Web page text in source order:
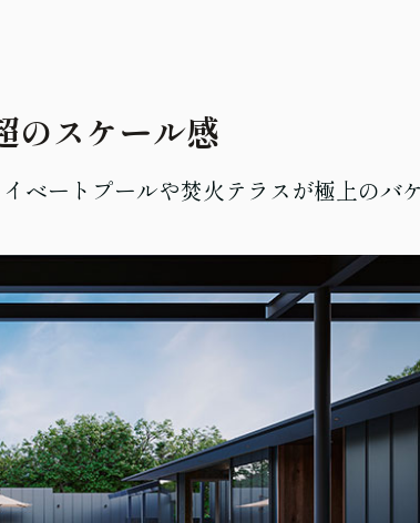
のスケール感
ベートプールや焚火テラスが極上のバ